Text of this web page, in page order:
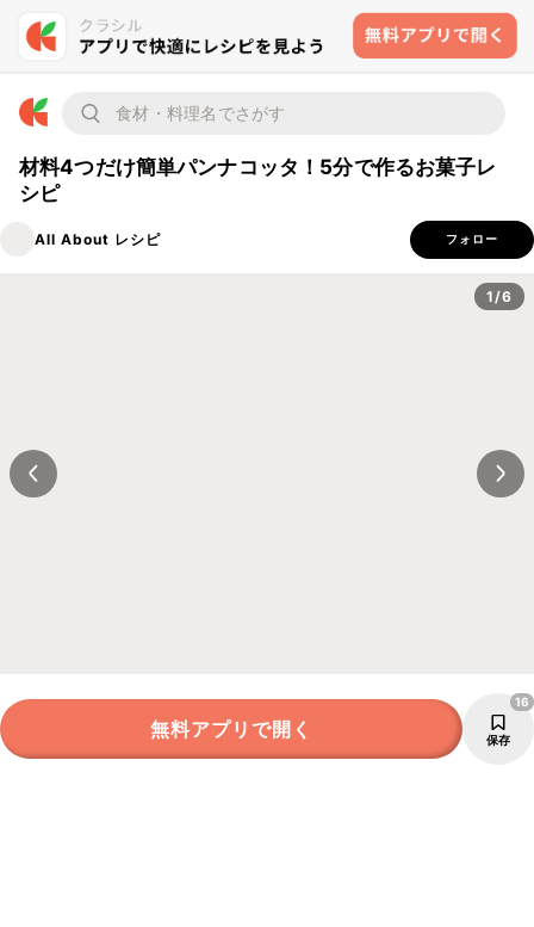
材料4つだけ簡単パンナコッタ！5分で作るお菓子レ
シピ
All About レシピ フォロー
1/6
無料アプリで開く 保存
16